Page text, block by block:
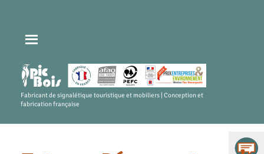
Fabricant de signalétique touristique et mobiliers | Conception et
fabrication française